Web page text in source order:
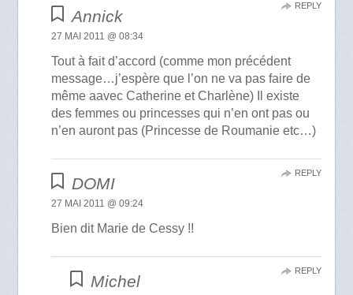
Annick
27 MAI 2011 @ 08:34
Tout à fait d’accord (comme mon précédent
message…j’espère que l’on ne va pas faire de
même aavec Catherine et Charlène) Il existe
des femmes ou princesses qui n’en ont pas ou
n’en auront pas (Princesse de Roumanie etc…)
REPLY
DOMI
27 MAI 2011 @ 09:24
Bien dit Marie de Cessy !!
REPLY
Michel
REPLY